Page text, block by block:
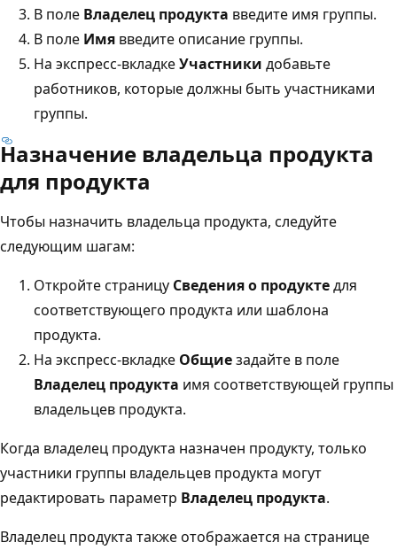
В поле Владелец продукта введите имя группы.
В поле Имя введите описание группы.
На экспресс-вкладкеУчастники добавьте
работников, которые должны быть участниками
группы.
Назначение владельца продукта
для продукта
Чтобы назначить владельца продукта, следуйте
следующим шагам:
Откройте страницу Сведения о продуктедля
соответствующего продукта или шаблона
продукта.
На экспресс-вкладке Общиезадайте в поле
Владелец продукта имя соответствующей группы
владельцев продукта.
Когда владелец продукта назначен продукту, только
участники группы владельцев продукта могут
редактировать параметр Владелец продукта.
Владелец продукта также отображается на странице